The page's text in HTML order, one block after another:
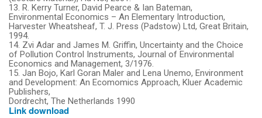
13. R. Kerry Turner, David Pearce & Ian Bateman,
Environmental Economics – An Elementary Introduction,
Harvester Wheatsheaf, T. J. Press (Padstow) Ltd, Great Britain,
1994.
14. Zvi Adar and James M. Griffin, Uncertainty and the Choice
of Pollution Control Instruments, Journal of Environmental
Economics and Management, 3/1976.
15. Jan Bojo, Karl Goran Maler and Lena Unemo, Environment
and Development: An Ecomomics Approach, Kluer Academic
Publishers,
Dordrecht, The Netherlands 1990
Link download